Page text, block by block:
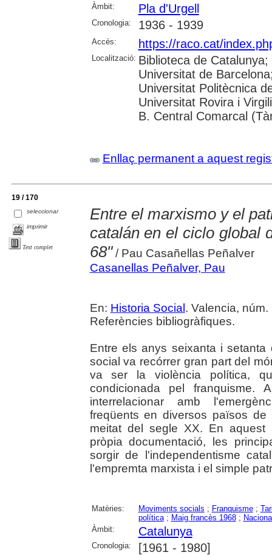
Àmbit:
Pla d'Urgell
Cronologia: 1936 - 1939
Accés: https://raco.cat/
Localització: Biblioteca de
Universitat de
Universitat Politècnica
Universitat Rovira i
B. Central Comarcal
Enllaç permanent a aquest
19 / 170
seleccionar
imprimir
Text complet
Entre el marxismo y el
catalán en el ciclo global
68"/ Pau Casañellas Peñalver
Casanellas Peñalver, Pau
En: Historia Social . Valencia,
Referències bibliogràfiques.
Entre els anys seixanta i
social va recórrer gran part del
va ser la violència política,
condicionada pel franquisme.
interrelacionar amb
freqüents en diversos països
meitat del segle XX. En
pròpia documentació, les
sorgir de l'independentisme
l'empremta marxista i el simple
Matèries: Moviments socials ; Franquisme;
política; Maig francès 1968;
Àmbit:
Catalunya
Cronologia: [1961 - 1980]